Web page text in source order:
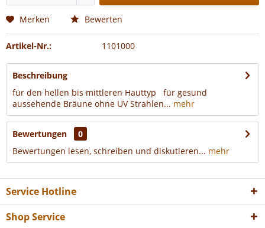
Merken Bewerten
Artikel-Nr.: 1101000
Beschreibung
für den hellen bis mittleren Hauttyp für gesund
aussehende Bräune ohne UV Strahlen... mehr
Bewertungen
0
Bewertungen lesen, schreiben und diskutieren... mehr
Service Hotline
Shop Service